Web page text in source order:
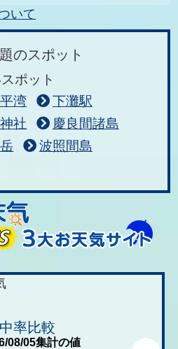
いて
のスポット
ポット
湾
下灘駅
社
慶良間諸島
波照間島
率比較
08/05集計の値